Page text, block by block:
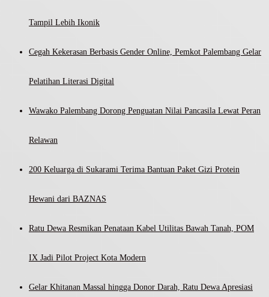
Tampil Lebih Ikonik
Cegah Kekerasan Berbasis Gender Online, Pemkot Palembang Gelar
Pelatihan Literasi Digital
Wawako Palembang Dorong Penguatan Nilai Pancasila Lewat Peran
Relawan
200 Keluarga di Sukarami Terima Bantuan Paket Gizi Protein
Hewani dari BAZNAS
Ratu Dewa Resmikan Penataan Kabel Utilitas Bawah Tanah, POM
IX Jadi Pilot Project Kota Modern
Gelar Khitanan Massal hingga Donor Darah, Ratu Dewa Apresiasi